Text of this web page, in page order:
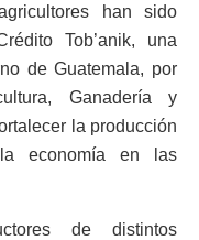
han sido
Tob’anik, una
de Guatemala, por
Ganadería y
la producción
economía en las
de distintos